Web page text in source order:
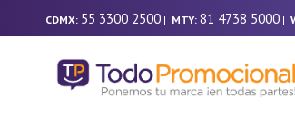
CDMX: 55 3300 2500 | MTY: 81 4738 5000 |